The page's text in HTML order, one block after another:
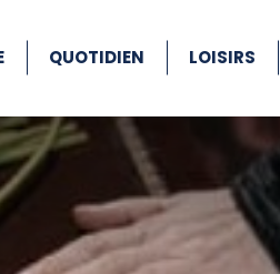
QUOTIDIEN LOISIRS